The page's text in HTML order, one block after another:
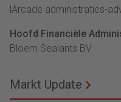
lArcade administraties-
Hoofd Financiële
Bloem Sealants BV
Markt Update